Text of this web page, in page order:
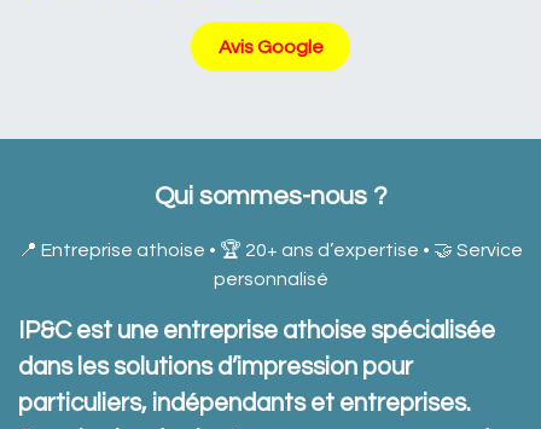
Avis Google
Qui sommes-nous ?
📍 Entreprise athoise • 🏆 20+ ans d’expertise • 🤝 Service
personnalisé
IP&C est une entreprise athoise spécialisée
dans les solutions d’impression pour
particuliers, indépendants et entreprises.